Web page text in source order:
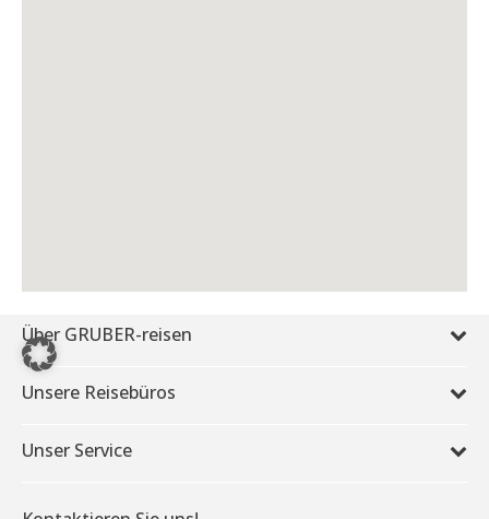
Über GRUBER-reisen
Unsere Reisebüros
Unser Service